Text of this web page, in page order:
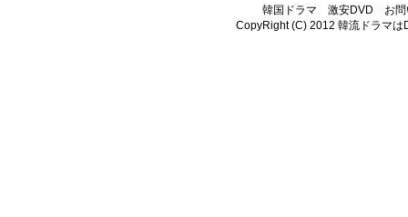
韓国ドラマ 激安DVD
お
CopyRight (C) 2012韓流ドラマは